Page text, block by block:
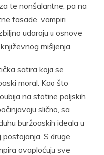
te nonšalantne, pa na
fasade, vampiri
udaraju u osnove
mišljenja.
satira koja se
moral. Kao što
na stotine poljskih
slično, sa
buržoaskih ideala u
postojanja. S druge
ovaploćuju sve